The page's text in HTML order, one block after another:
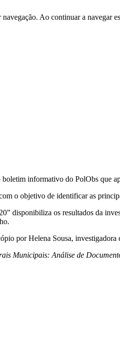
Ao continuar a navegar
informativo do PolObs que
o objetivo de identificar as
disponibiliza os resultados da
por Helena Sousa,
Municipais: Análise de